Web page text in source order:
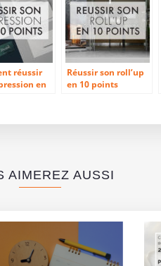
réussir
en
Réussir son roll’up
en 10 points
AIMEREZ AUSSI